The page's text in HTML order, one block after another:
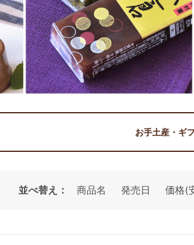
お手土産・ギ
並べ替え： 商品名 発売日 価格(